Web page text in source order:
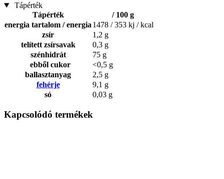
Tápérték
Tápérték
/ 100 g
energia tartalom / energia 1478 / 353 kj / kcal
zsír
1,2 g
telített zsírsavak
0,3 g
szénhidrát
75 g
ebből cukor
<0,5 g
ballasztanyag
2,5 g
fehérje
9,1 g
só
0,03 g
Kapcsolódó termékek